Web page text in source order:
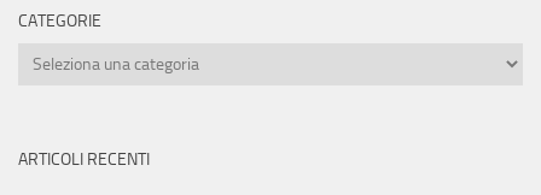
CATEGORIE
Categorie
ARTICOLI RECENTI